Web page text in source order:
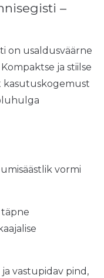
–
on usaldusväärne
ja stiilse
kasutuskogemust
vormi
vastupidav pind,